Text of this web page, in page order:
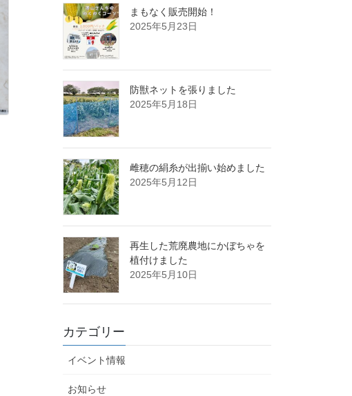
まもなく販売開始！
2025年5月23日
防獣ネットを張りました
2025年5月18日
雌穂の絹糸が出揃い始めました
2025年5月12日
再生した荒廃農地にかぼちゃを
植付けました
2025年5月10日
カテゴリー
イベント情報
お知らせ